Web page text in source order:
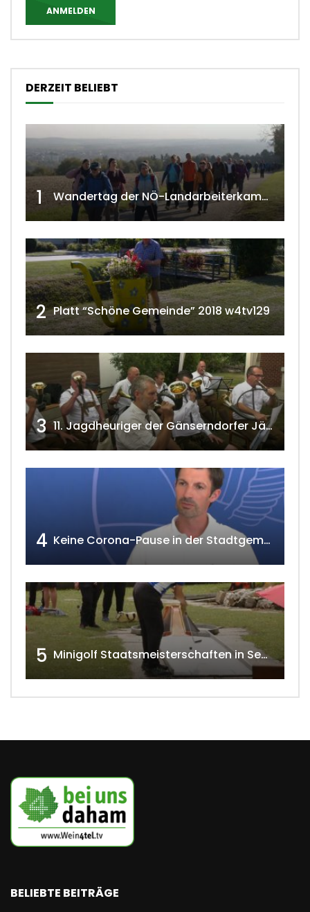
ANMELDEN
DERZEIT BELIEBT
1 Wandertag der NÖ-Landarbeiterkammer in Hollabrunn 2024
2 Platt “Schöne Gemeinde” 2018 w4tv129
3 11. Jagdheuriger der Gänserndorfer Jäger 2020 w4tv166
4 Keine Corona-Pause in der Stadtgemeinde Gänserndorf Teil 1. w4tv173-2021
5 Minigolf Staatsmeisterschaften in Seefeld-Kadolz w4tv174
BELIEBTE BEITRÄGE